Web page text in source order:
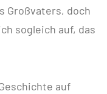
Großvaters, doch
sogleich auf, das
auf